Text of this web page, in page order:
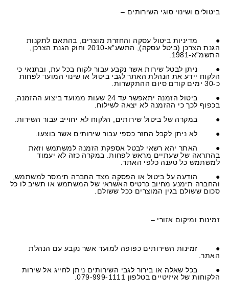
ביטולים ושינוי סוגי השירותים –
● מדיניות ביטול עסקה והחזרת מוצרים, בהתאם לתקנות
הגנת הצרכן (ביטל עסקה), התשע”א-2010 וחוק הגנת הצרכן,
התשמ”א-1981.
● ניתן לבטל שירות אשר נקבע עבור לקוח בכל עת, ובתנאי כי
הלקוח יידע את הנהלת האתר לגבי ביטול או שינוי המועד לפחות
כ-30 ימים קודם סיום ההתקשרות.
●
ביטול הזמנה יתאפשר עד 24 שעות ממועד ביצוע ההזמנה,
בכפוף לכך כי ההזמנה לא יצאה לשילוח.
● במקרה של ביטול שירותים, הלקוח לא יחוייב עבור השירות.
● לא ניתן לקבל החזר כספי עבור שירותים אשר בוצעו.
● האתר יהא רשאי לבטל אספקת הזמנה למשתמש וזאת
בהתראה של שעתיים מראש לפחות. במקרה כזה לא יעמוד
למשתמש כל טענה כלפי האתר.
● הודעה על ביטול או הפסקה מצד החברה תימסר למשתמש,
והחברה תימנע מחיוב כרטיס האשראי של המשתמש או תשיב לו כל
סכום ששולם בגין המוצרים ככל ששולם.
זמינות ומיקום אזורי –
● זמינות השירותים כפופה למועד אשר נקבע עם הנהלת
האתר.
● בכל שאלה או בירור לגבי השירותים ניתן לחייג אל שירות
הלקוחות של איזיטיים בטלפון 079-999-1111.